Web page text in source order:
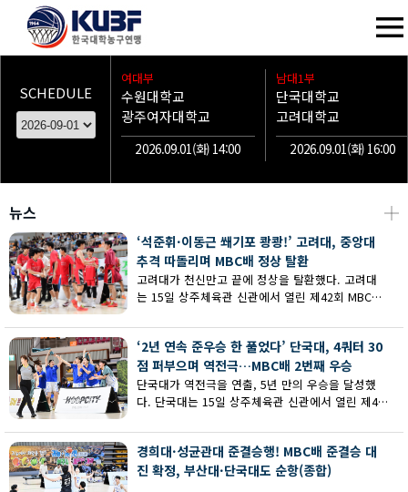
SCHEDULE
여대부
수원대학교
광주여자대학교
2026.09.01(화) 14:00
남대1부
단국대학교
고려대학교
2026.09.01(화) 16:00
뉴스 ┼
‘석준휘·이동근 쐐기포 쾅쾅!’ 고려대, 중앙대
추격 따돌리며 MBC배 정상 탈환
고려대가 천신만고 끝에 정상을 탈환했다. 고려대
는 15일 상주체육관 신관에서 열린 제42회 MBC배
추격을 따돌리며 73-62로 승리했다.
‘2년 연속 준우승 한 풀었다’ 단국대, 4쿼터 30
점 퍼부으며 역전극…MBC배 2번째 우승
단국대가 역전극을 연출, 5년 만의 우승을 달성했
다. 단국대는 15일 상주체육관 신관에서 열린 제42
서 부산대에 73-67로 역전승했다.
경희대·성균관대 준결승행! MBC배 준결승 대
진 확정, 부산대·단국대도 순항(종합)